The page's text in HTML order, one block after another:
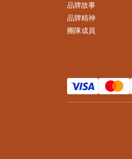
品牌故事
品牌精神
團隊成員